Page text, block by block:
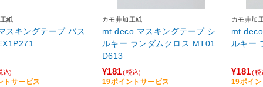
紙
キングテープ バス
込)
トサービス
カモ井加工紙
mt deco マスキングテープ シ
ルキー ランダムクロス MT01
D613
¥181 (税込)
19ポイントサービス
カモ井加
mt
¥181 (税
19ポイ